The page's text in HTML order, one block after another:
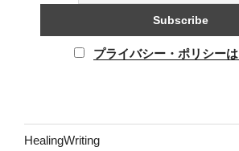
プライバシー・ポリシーは
HealingWriting